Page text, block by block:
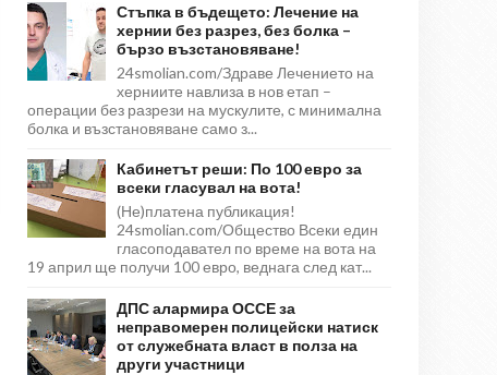
Стъпка в бъдещето: Лечение на
хернии без разрез, без болка –
бързо възстановяване!
24smolian.com/Здраве Лечението на
херниите навлиза в нов етап –
операции без разрези на мускулите, с минимална
болка и възстановяване само з...
Кабинетът реши: По 100 евро за
всеки гласувал на вота!
(Не)платена публикация!
24smolian.com/Общество Всеки един
гласоподавател по време на вота на
19 април ще получи 100 евро, веднага след кат...
ДПС алармира ОССЕ за
неправомерен полицейски натиск
от служебната власт в полза на
други участници